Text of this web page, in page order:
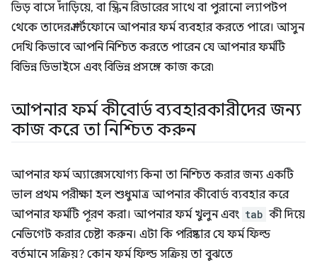
ভিড় বাসে দাঁড়িয়ে, বা স্ক্রিন রিডারের সাথে বা পুরানো ল্যাপটপ
থেকে তাদের স্মার্টফোনে আপনার ফর্ম ব্যবহার করতে পারে। আসুন
দেখি কিভাবে আপনি নিশ্চিত করতে পারেন যে আপনার ফর্মটি
বিভিন্ন ডিভাইসে এবং বিভিন্ন প্রসঙ্গে কাজ করে৷
আপনার ফর্ম কীবোর্ড ব্যবহারকারীদের জন্য
কাজ করে তা নিশ্চিত করুন
আপনার ফর্ম অ্যাক্সেসযোগ্য কিনা তা নিশ্চিত করার জন্য একটি
ভাল প্রথম পরীক্ষা হল শুধুমাত্র আপনার কীবোর্ড ব্যবহার করে
আপনার ফর্মটি পূরণ করা। আপনার ফর্ম খুলুন এবং tab কী দিয়ে
নেভিগেট করার চেষ্টা করুন। এটা কি পরিষ্কার যে ফর্ম ফিল্ড
বর্তমানে সক্রিয়? কোন ফর্ম ফিল্ড সক্রিয় তা বুঝতে